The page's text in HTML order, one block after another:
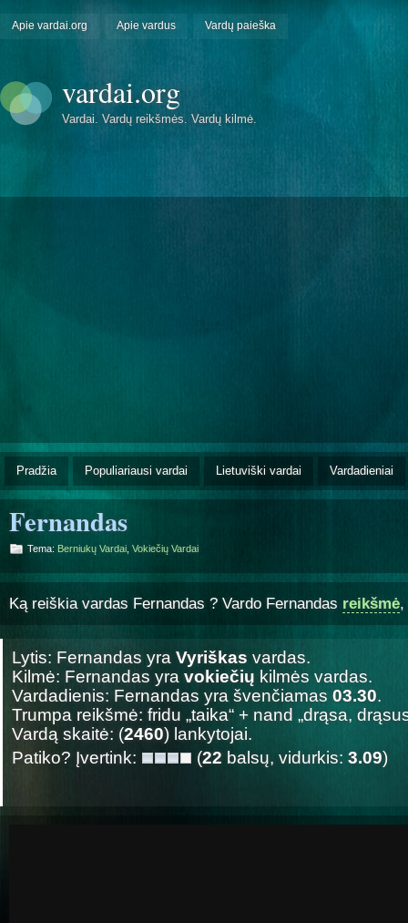
Apie vardai.org Apie vardus Vardų paieška
vardai.org
Vardai. Vardų reikšmės. Vardų kilmė.
Pradžia Populiariausi vardai Lietuviški vardai Vardadieniai
Fernandas
Tema: Berniukų Vardai Vokiečių Vardai
Ką reiškia vardas Fernandas ? Vardo Fernandas reikšmė,
Lytis: Fernandas yra Vyriškas vardas.
Kilmė: Fernandas yra vokiečių kilmės vardas.
Vardadienis: Fernandas yra švenčiamas 03.30.
Trumpa reikšmė: fridu „taika“ + nand „drąsa,
Vardą skaitė: (2460) lankytojai.
Patiko? Įvertink:
(22 balsų, vidurkis: 3.09)